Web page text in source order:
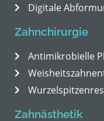
Digitale
Zahnchirurgie
Antimikrobielle
Zahnästhetik